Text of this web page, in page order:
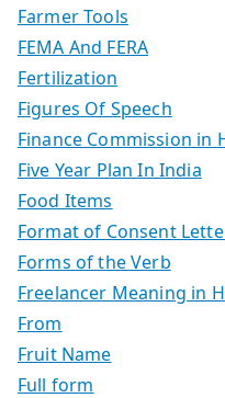
Farmer Tools
FEMA And FERA
Fertilization
Figures Of Speech
Finance Commission in
Five Year Plan In India
Food Items
Format of Consent
Forms of the Verb
Freelancer Meaning in
From
Fruit Name
Full form